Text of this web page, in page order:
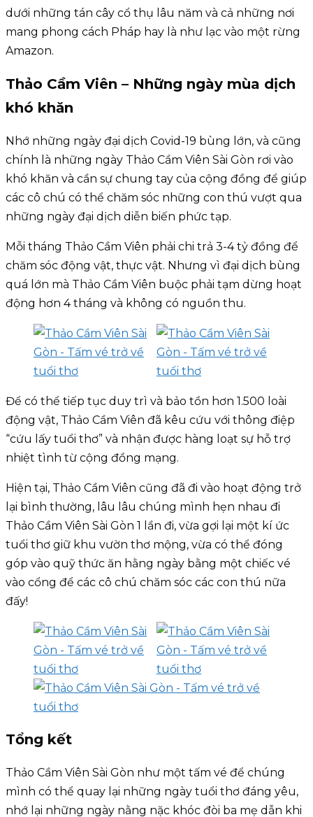
dưới những tán cây cổ thụ lâu năm và cả những nơi
mang phong cách Pháp hay là như lạc vào một rừng
Amazon.
Thảo Cầm Viên – Những ngày mùa dịch
khó khăn
Nhớ những ngày đại dịch Covid-19 bùng lớn, và cũng
chính là những ngày Thảo Cầm Viên Sài Gòn rơi vào
khó khăn và cần sự chung tay của cộng đồng để giúp
các cô chú có thể chăm sóc những con thú vượt qua
những ngày đại dịch diễn biến phức tạp.
Mỗi tháng Thảo Cầm Viên phải chi trả 3-4 tỷ đồng để
chăm sóc động vật, thực vật. Nhưng vì đại dịch bùng
quá lớn mà Thảo Cầm Viên buộc phải tạm dừng hoạt
động hơn 4 tháng và không có nguồn thu.
Để có thể tiếp tục duy trì và bảo tồn hơn 1.500 loài
động vật, Thảo Cầm Viên đã kêu cứu với thông điệp
“cứu lấy tuổi thơ” và nhận được hàng loạt sự hỗ trợ
nhiệt tình từ cộng đồng mạng.
Hiện tại, Thảo Cầm Viên cũng đã đi vào hoạt động trở
lại bình thường, lâu lâu chúng mình hẹn nhau đi
Thảo Cầm Viên Sài Gòn 1 lần đi, vừa gợi lại một kí ức
tuổi thơ giữ khu vườn thơ mộng, vừa có thể đóng
góp vào quỹ thức ăn hằng ngày bằng một chiếc vé
vào cổng để các cô chú chăm sóc các con thú nữa
đấy!
Tổng kết
Thảo Cầm Viên Sài Gòn như một tấm vé để chúng
mình có thể quay lại những ngày tuổi thơ đáng yêu,
nhớ lại những ngày nằng nặc khóc đòi ba mẹ dẫn khi